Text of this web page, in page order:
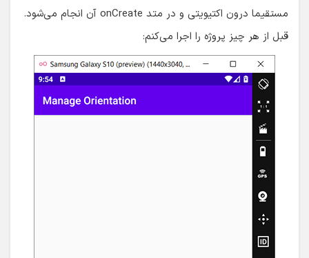
مستقیما درون اکتیویتی و در متد onCreate آن انجام می‌شود.
قبل از هر چیز پروژه را اجرا می‌کنم: